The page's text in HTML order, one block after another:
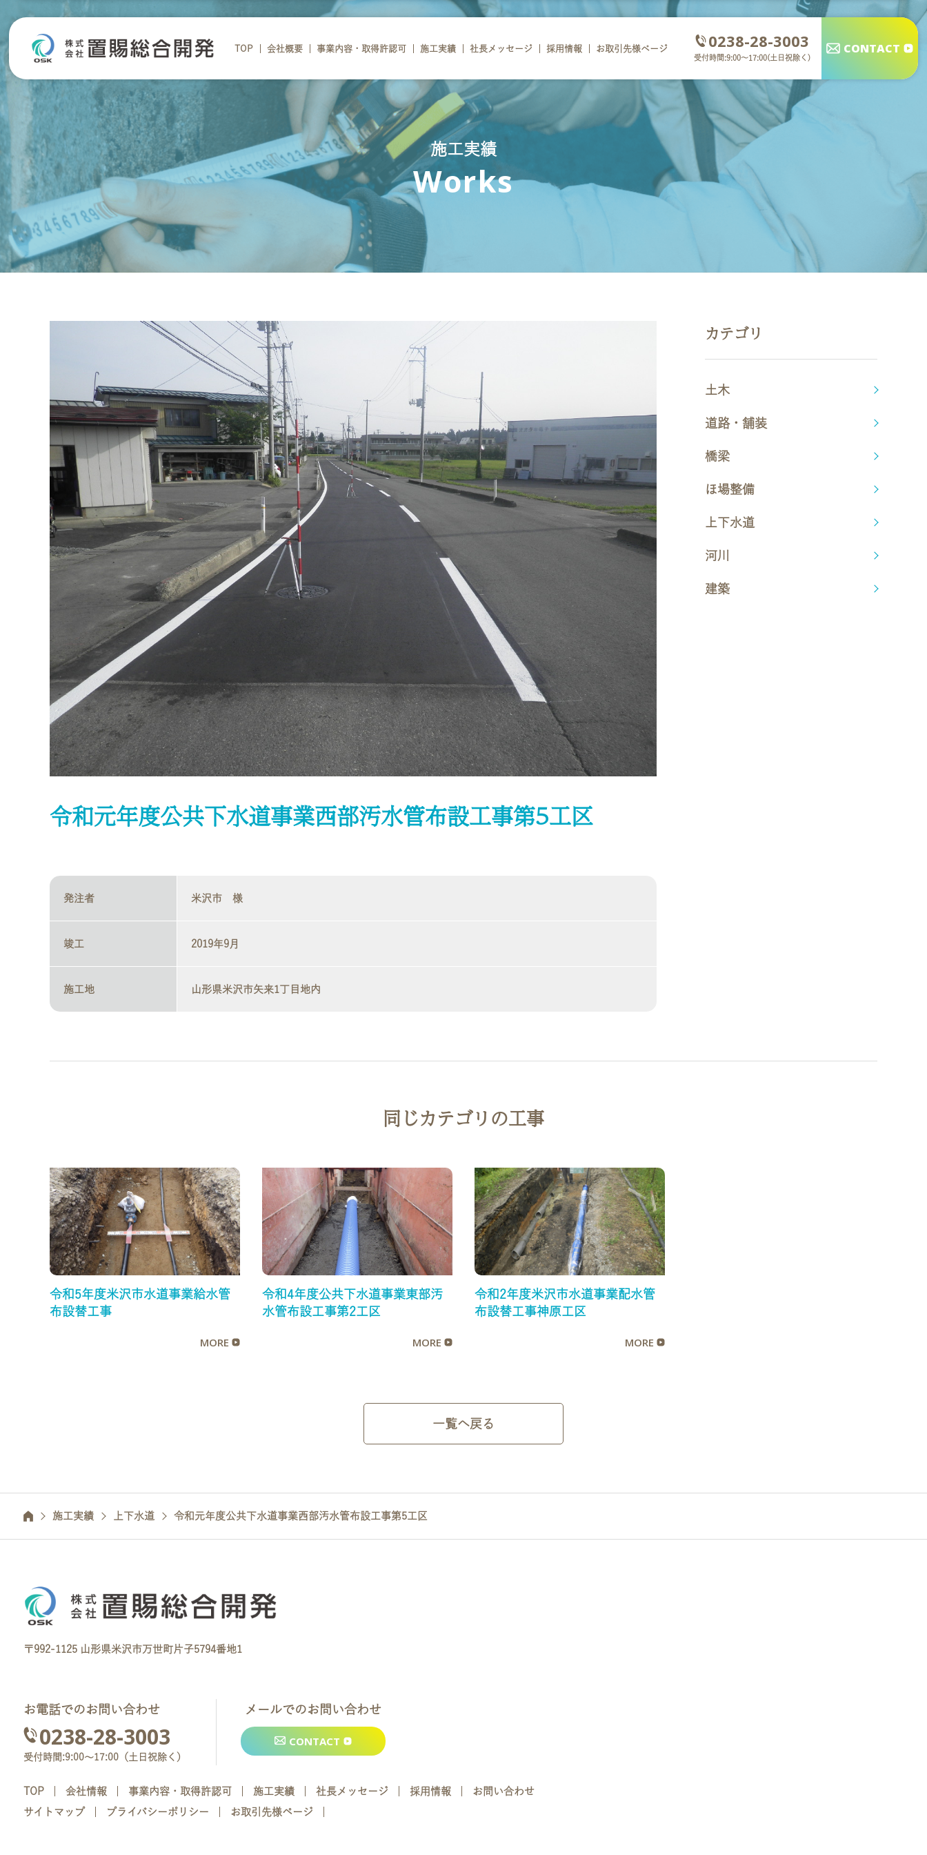
TOP 会社概要 事業内容・取得許認可 施工実績 社長メッセージ 採用情報 お取引先様ページ 0238-28-3003
受付時間:9:00～17:00(土日祝除く)
CONTACT
施工実績
Works
令和元年度公共下水道事業西部汚水管布設工事第5工区
発注者 米沢市 様
竣工 2019年9月
施工地 山形県米沢市矢来1丁目地内
カテゴリ
土木
道路・舗装
橋梁
ほ場整備
上下水道
河川
建築
同じカテゴリの工事
令和5年度米沢市水道事業給水管
布設替工事
MORE
令和4年度公共下水道事業東部汚
水管布設工事第2工区
MORE
令和2年度米沢市水道事業配水管
布設替工事神原工区
MORE
一覧へ戻る
施工実績 上下水道 令和元年度公共下水道事業西部汚水管布設工事第5工区
〒992-1125 山形県米沢市万世町片子5794番地1
お電話でのお問い合わせ
0238-28-3003
受付時間:9:00～17:00（土日祝除く）
メールでのお問い合わせ
CONTACT
TOP 会社情報 事業内容・取得許認可 施工実績 社長メッセージ 採用情報
お問い合わせ
サイトマップ
プライバシーポリシー お取引先様ページ